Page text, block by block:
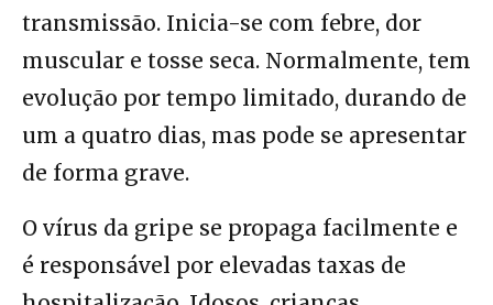
transmissão. Inicia-se com febre, dor
muscular e tosse seca. Normalmente, tem
evolução por tempo limitado, durando de
um a quatro dias, mas pode se apresentar
de forma grave.
O vírus da gripe se propaga facilmente e
é responsável por elevadas taxas de